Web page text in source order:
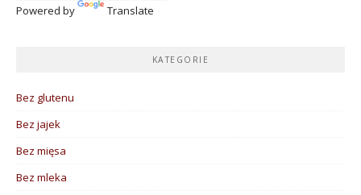
Powered by Translate
KATEGORIE
Bez glutenu
Bez jajek
Bez mięsa
Bez mleka